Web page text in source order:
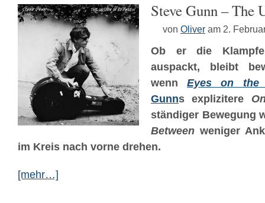
Steve Gunn – The
von Oliver am 2.
Ob er die
auspackt, bleibt
wennEyes on the
Gunns explizitere
ständiger Bewegung
Between weniger
im Kreis nach vorne drehen.
[mehr…]